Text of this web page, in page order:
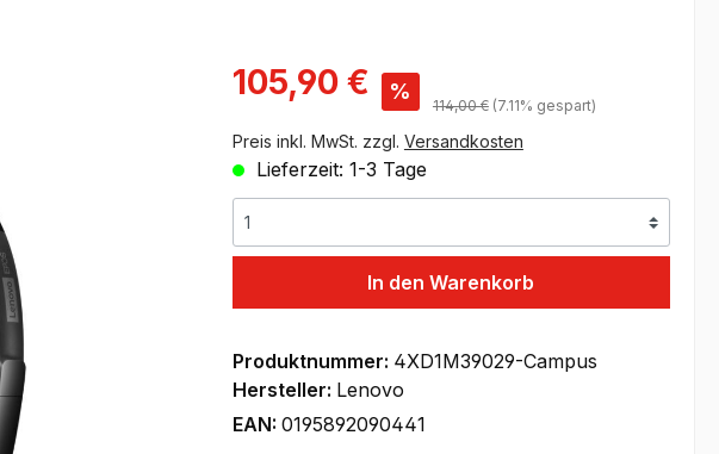
Verkaufspreis:
105,90 € %
Regulärer Preis:
114,00 € (7.11% gespart)
Preis inkl. MwSt. zzgl. Versandkosten
Lieferzeit: 1-3 Tage
In den Warenkorb
Produktnummer: 4XD1M39029-Campus
Hersteller: Lenovo
EAN: 0195892090441